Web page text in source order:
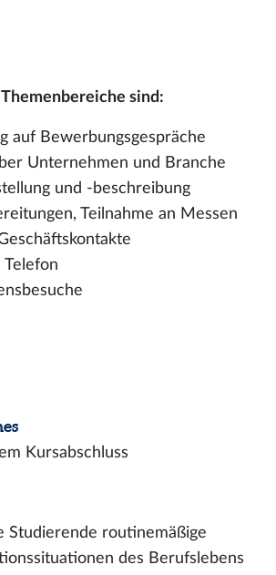
sind:
auf Bewerbungsgespräche
Unternehmen und Branche
und -beschreibung
Teilnahme an Messen
Telefon
Kursabschluss
Studierende routinemäßige
des Berufslebens